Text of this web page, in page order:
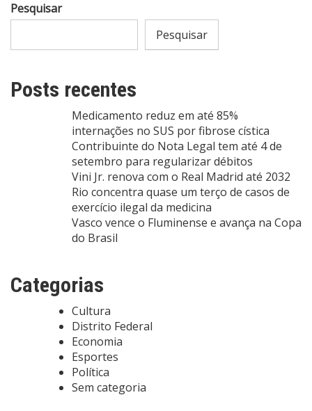
Pesquisar
Pesquisar
Posts recentes
Medicamento reduz em até 85%
internações no SUS por fibrose cística
Contribuinte do Nota Legal tem até 4 de
setembro para regularizar débitos
Vini Jr. renova com o Real Madrid até 2032
Rio concentra quase um terço de casos de
exercício ilegal da medicina
Vasco vence o Fluminense e avança na Copa
do Brasil
Categorias
Cultura
Distrito Federal
Economia
Esportes
Política
Sem categoria